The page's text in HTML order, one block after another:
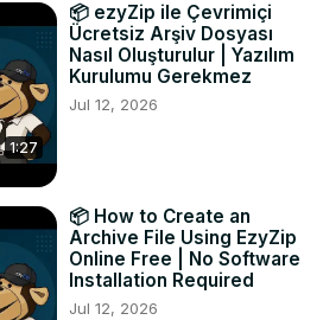
過程將自動運行。
載新的壓縮檔案。
ZIP？
統和平台上都受支持，與 PEA 等專
共享、解壓縮和管理。
壓縮檔案轉換 #線上轉換 #ezyzip
ezyZip
1:27
📦 ezyZip ile Çevrimiçi
Ücretsiz Arşiv Dosyası
Nasıl Oluşturulur | Yazılım
Kurulumu Gerekmez
Jul 12, 2026
📦 How to Create an
Archive File Using EzyZip
Online Free | No Software
Installation Required
Jul 12, 2026